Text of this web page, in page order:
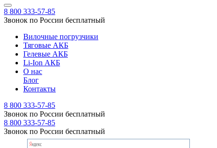
8 800 333-57-85
Звонок по России бесплатный
Вилочные погрузчики
Тяговые АКБ
Гелевые АКБ
Li-Ion АКБ
О нас
Блог
Контакты
8 800 333-57-85
Звонок по России бесплатный
8 800 333-57-85
Звонок по России бесплатный